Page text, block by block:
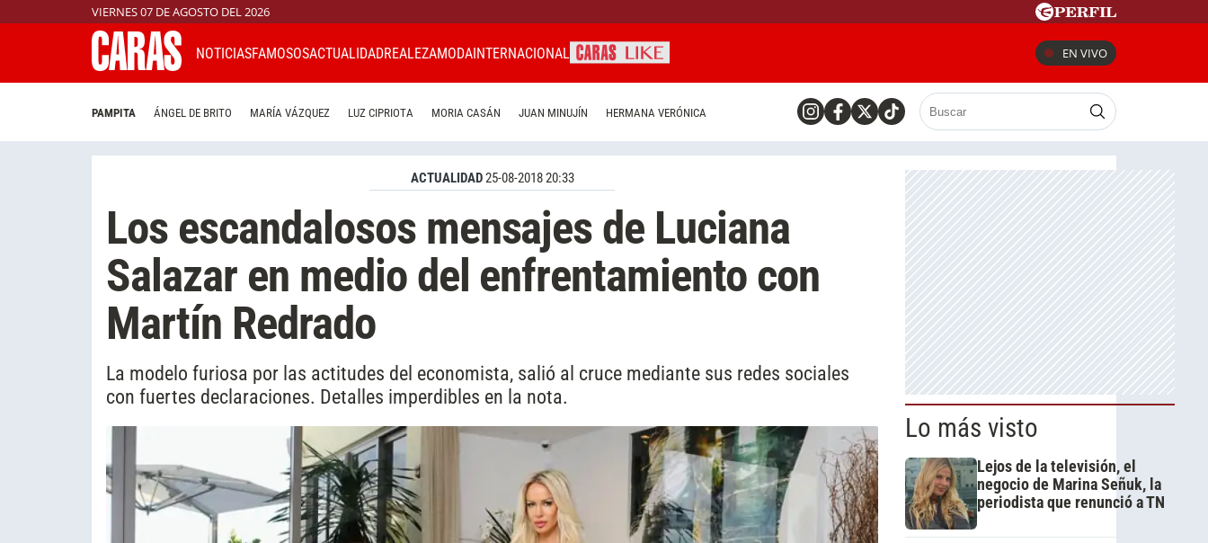
VIERNES 07 DE AGOSTO DEL 2026
NOTICIASFAMOSOSACTUALIDADREALEZAMODAINTERNACIONAL EN VIVO
PAMPITA ÁNGEL DE BRITO MARÍA VÁZQUEZ LUZ CIPRIOTA MORIA CASÁN JUAN MINUJÍN HERMANA VERÓNICA
ACTUALIDAD25-08-2018 20:33
Los escandalosos mensajes de Luciana
Salazar en medio del enfrentamiento con
Martín Redrado
La modelo furiosa por las actitudes del economista, salió al cruce mediante sus redes sociales
con fuertes declaraciones. Detalles imperdibles en la nota.
Lo más visto
Lejos de la televisión, el
negocio de Marina Señuk, la
periodista que renunció a TN